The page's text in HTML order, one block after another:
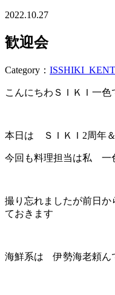
2022.10.27
歓迎会
Category：
こんにちわＳＩＫＩ一色
本日は ＳＩＫＩ2周年
今回も料理担当は私 一
撮り忘れましたが前日か
ておきます
海鮮系は 伊勢海老頼ん